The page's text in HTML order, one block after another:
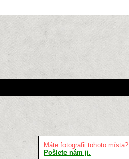
Máte fotografii tohoto místa?
Pošlete nám ji.